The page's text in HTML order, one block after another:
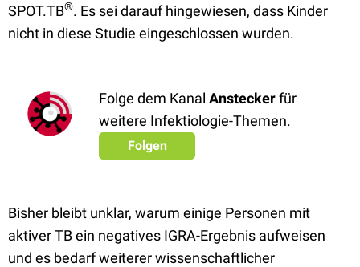
SPOT.TB®. Es sei darauf hingewiesen, dass Kinder
nicht in diese Studie eingeschlossen wurden.
Folge dem Kanal Ansteckerfür
weitere Infektiologie-Themen.
Folgen
Bisher bleibt unklar, warum einige Personen mit
aktiver TB ein negatives IGRA-Ergebnis aufweisen
und es bedarf weiterer wissenschaftlicher